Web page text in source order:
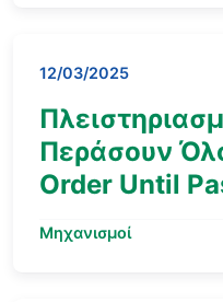
12/03/2025
Περάσουν
Order Until
Μηχανισμοί